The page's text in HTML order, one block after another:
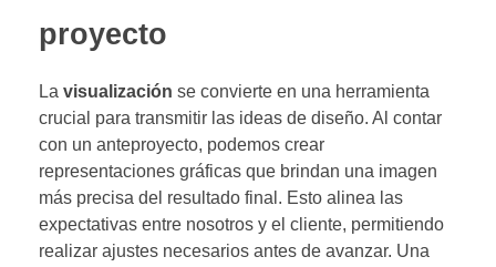
proyecto
La visualización se convierte en una herramienta
crucial para transmitir las ideas de diseño. Al contar
con un anteproyecto, podemos crear
representaciones gráficas que brindan una imagen
más precisa del resultado final. Esto alinea las
expectativas entre nosotros y el cliente, permitiendo
realizar ajustes necesarios antes de avanzar. Una